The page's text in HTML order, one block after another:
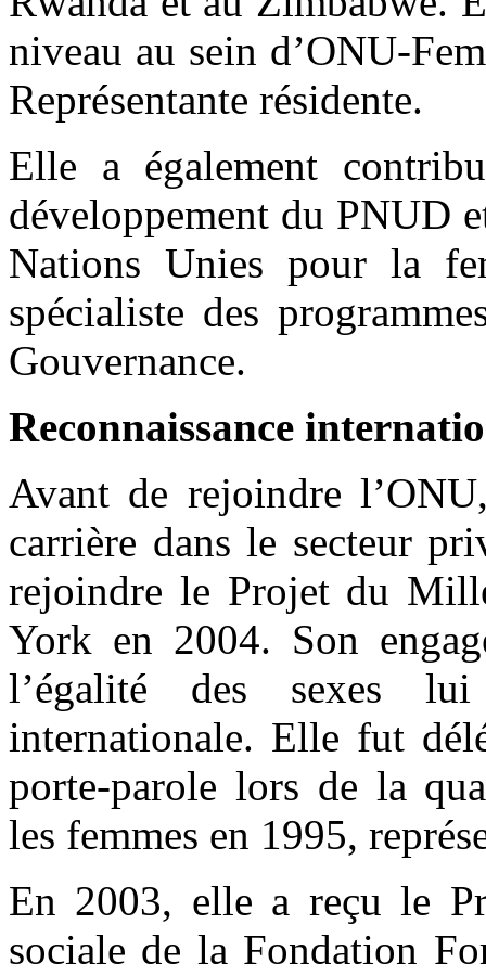
niveau au sein d’ONU-
Représentante résidente.
Elle a également
développement du PNUD
Nations Unies pour la
spécialiste des
Gouvernance.
Reconnaissance
Avant de rejoindre
carrière dans le secteur
rejoindre le Projet du
York en 2004. Son
l’égalité des sexes
internationale. Elle fut
porte-parole lors de la
les femmes en 1995,
En 2003, elle a reçu le
sociale de la Fondation